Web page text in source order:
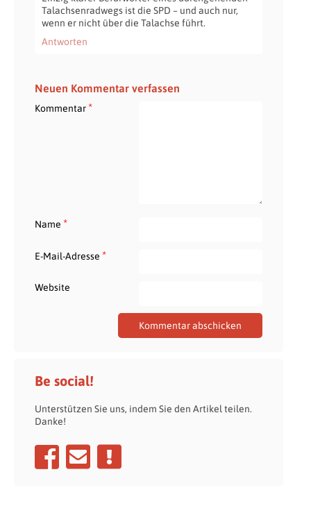
Talachsenradwegs ist die SPD – und auch nur,
wenn er nicht über die Talachse führt.
Antworten
Neuen Kommentar verfassen
Kommentar*
Name *
E-Mail-Adresse *
Website
Be social!
Unterstützen Sie uns, indem Sie den Artikel teilen.
Danke!